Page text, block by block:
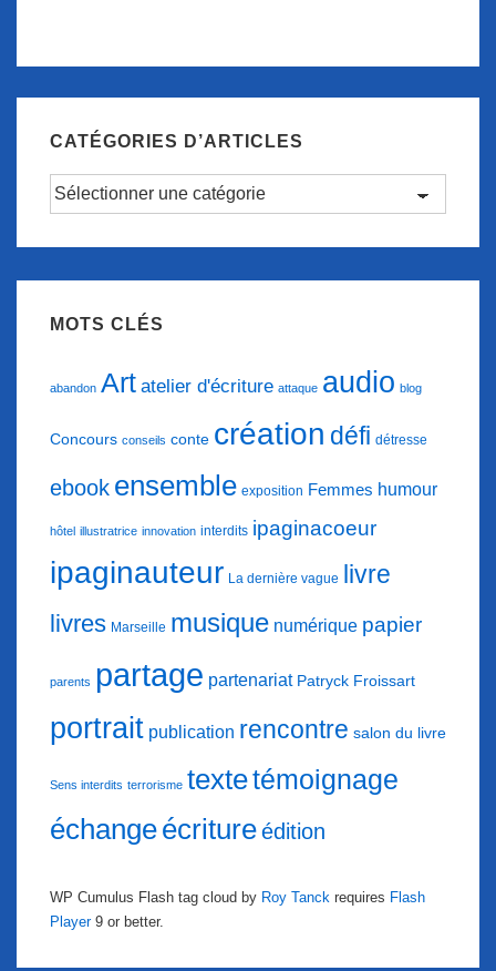
CATÉGORIES D’ARTICLES
Catégories
MOTS CLÉS
abandon Art atelier d'écriture attaque audio blog
Concours conseils conte création défi détresse
ebook ensemble exposition Femmes humour
hôtel illustratrice innovation interdits ipaginacoeur
ipaginauteur La dernière vague livre
livres Marseille musique numérique papier
parents partage partenariat Patryck Froissart
portrait publication rencontre salon du livre
Sens interdits terrorisme textetémoignage
échangeécritureédition
WP Cumulus Flash tag cloud by Roy Tanck requires Flash
Player9 or better.